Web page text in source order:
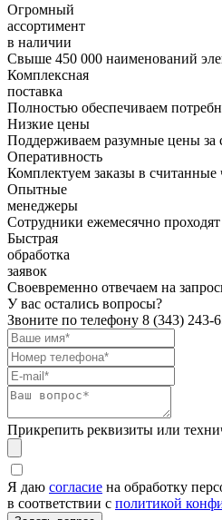
Огромный
ассортимент
в наличии
Свыше 450 000 наименований
Комплексная
поставка
Полностью обеспечиваем
Низкие цены
Поддерживаем разумные цены за
Оперативность
Комплектуем заказы в
Опытные
менеджеры
Сотрудники ежемесячно
Быстрая
обработка
заявок
Своевременно отвечаем на
У вас остались вопросы?
Звоните по телефону 8 (343) 243-
Прикрепить реквизиты или
Я даю согласие на обработку
в соответствии с политикой